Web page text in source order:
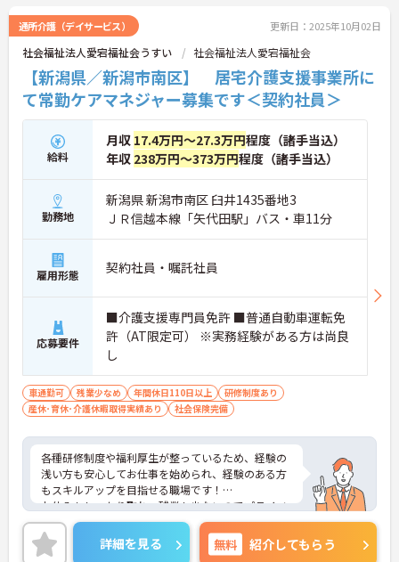
通所介護（デイサービス） 更新日：2025年10月02日
社会福祉法人愛宕福祉会うすい 社会福祉法人愛宕福祉会
【新潟県／新潟市南区】 居宅介護支援事業所に
て常勤ケアマネジャー募集です＜契約社員＞
給料
月収 17.4万円～27.3万円程度（諸手当込）
年収 238万円～373万円程度（諸手当込）
勤務地
新潟県 新潟市南区 臼井1435番地3
ＪＲ信越本線「矢代田駅」バス・車11分
雇用形態 契約社員・嘱託社員
応募要件
■介護支援専門員免許 ■普通自動車運転免
許（AT限定可） ※実務経験がある方は尚良
し
車通勤可 残業少なめ 年間休日110日以上
研修制度あり
産休･育休･介護休暇取得実績あり
社会保険完備
各種研修制度や福利厚生が整っているため、経験の
浅い方も安心してお仕事を始められ、経験のある方
もスキルアップを目指せる職場です！
お休みもしっかり取れ、残業も少ないのでプライベ
ートと両立しながらのお仕事が可能です！
ご興味ある方には、面接のポイントなど、さらに詳
細をお話致しますのでお気軽にご相談ください。
詳細を見る 無料 紹介してもらう